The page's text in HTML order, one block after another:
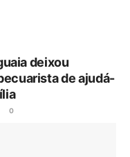
deixou
de ajudá-
0